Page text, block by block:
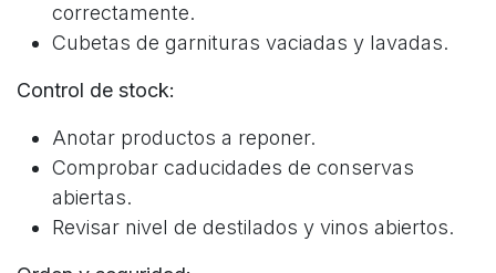
correctamente.
Cubetas de garnituras vaciadas y lavadas.
Control de stock:
Anotar productos a reponer.
Comprobar caducidades de conservas
abiertas.
Revisar nivel de destilados y vinos abiertos.